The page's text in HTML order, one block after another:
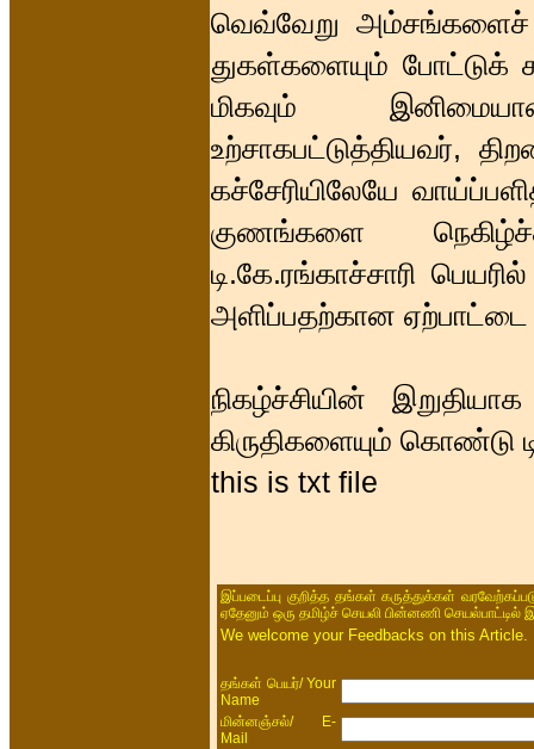
வெவ்வேறு அம்சங்களைச்
துகள்களையும் போட்டுக்
மிகவும்
உற்சாகபட்டுத்தியவர்,
கச்சேரியிலேயே
குணங்களை
டி.கே.ரங்காச்சாரி
அளிப்பதற்கான ஏற்பாட்டை
நிகழ்ச்சியின்
கிருதிகளையும் கொண்டு
this is txt file
இப்படைப்பு குறித்த தங்கள் கருத்துக்கள்
ஏதேனும் ஒரு தமிழ்ச் செயலி பின்னணி செயல்பாட்டில்
We welcome your Feedbacks on this
தங்கள் பெயர்/ Your
Name
மின்னஞ்சல்/ E-
Mail